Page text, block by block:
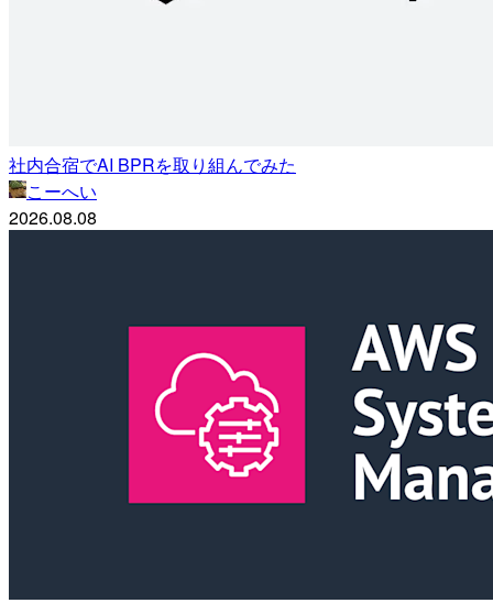
社内合宿でAI BPRを取り組んでみた
こーへい
2026.08.08